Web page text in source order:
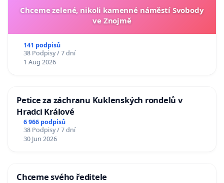
Chceme zelené, nikoli kamenné náměstí Svobody
ve Znojmě
141 podpisů
38 Podpisy / 7 dní
1 Aug 2026
Petice za záchranu Kuklenských rondelů v
Hradci Králové
6 966 podpisů
38 Podpisy / 7 dní
30 Jun 2026
Chceme svého ředitele